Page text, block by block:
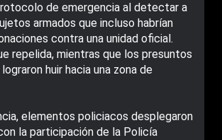
de emergencia al detectar a
armados que incluso habrían
contra una unidad oficial.
repelida, mientras que los presuntos
huir hacia una zona de
elementos policiacos desplegaron
la participación de la Policía